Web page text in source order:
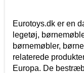
Eurotoys.dk er en
legetøj,
børnemøbler,
relaterede
Europa. De